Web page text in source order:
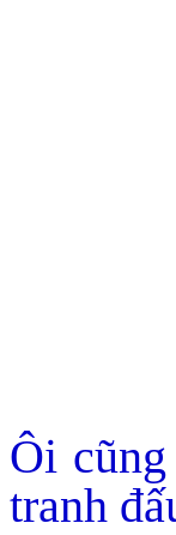
Ôi
tranh